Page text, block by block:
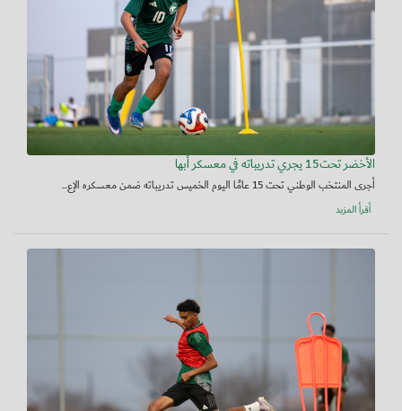
الأخضر تحت15 يجري تدريباته في معسكر أبها
أجرى المنتخب الوطني تحت 15 عامًا اليوم الخميس تدريباته ضمن معسكره الإع...
أقرأ المزيد